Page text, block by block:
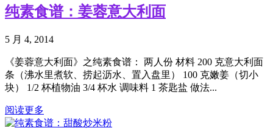
纯素食谱：姜蓉意大利面
5 月 4, 2014
《姜蓉意大利面》之纯素食谱： 两人份 材料 200 克意大利面
条（沸水里煮软、捞起沥水、置入盘里） 100 克嫩姜（切小
块） 1/2 杯植物油 3/4 杯水 调味料 1 茶匙盐 做法...
阅读更多